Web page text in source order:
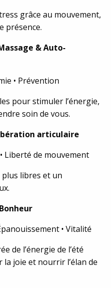
grâce au mouvement,
présence.
& Auto-
• Prévention
pour stimuler l’énergie,
soin de vous.
articulaire
Liberté de mouvement
libres et un
• Vitalité
de l’énergie de l’été
joie et nourrir l’élan de